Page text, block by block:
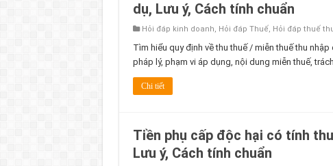
dụ, Lưu ý, Cách tính chuẩn
Hỏi đáp kinh doanh, Hỏi đáp Thuế, Hỏi đáp thuế
Tìm hiểu quy định về thu thuế / miễn thuế thu
pháp lý, phạm vi áp dụng, nội dung miễn thuế,
Chi tiết
Tiền phụ cấp độc hại có tính
Lưu ý, Cách tính chuẩn